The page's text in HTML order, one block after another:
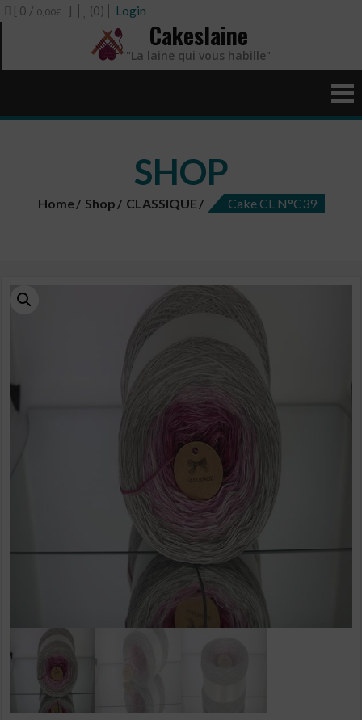
[ 0 / 0,00€ ] (0) Login
Cakeslaine
"La laine qui vous habille"
SHOP
Home Shop CLASSIQUE Cake CL N°C39